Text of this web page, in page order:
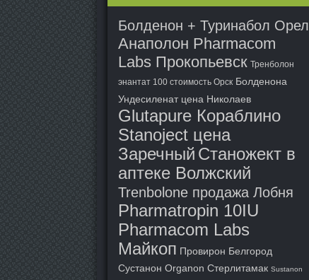
Болденон + Туринабол Орел
Анаполон Pharmacom
Labs Прокопьевск Тренболон
энантат 100 стоимость Орск Болденона
Ундесиленат цена Николаев
Glutapure Кораблино
Stanoject цена
Заречный Станожект в
аптеке Волжский
Trenbolone продажа Лобня
Pharmatropin 10IU
Pharmacom Labs
Майкоп Провирон Белгород
Сустанон Organon Стерлитамак Sustanon